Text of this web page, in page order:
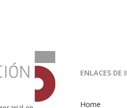
ENLACES DE
Home